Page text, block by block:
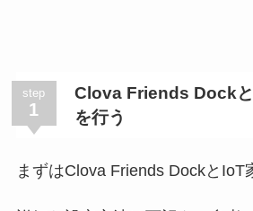
step
1
Clova Friends Dock
を行う
まずはClova Friends DockとIoT